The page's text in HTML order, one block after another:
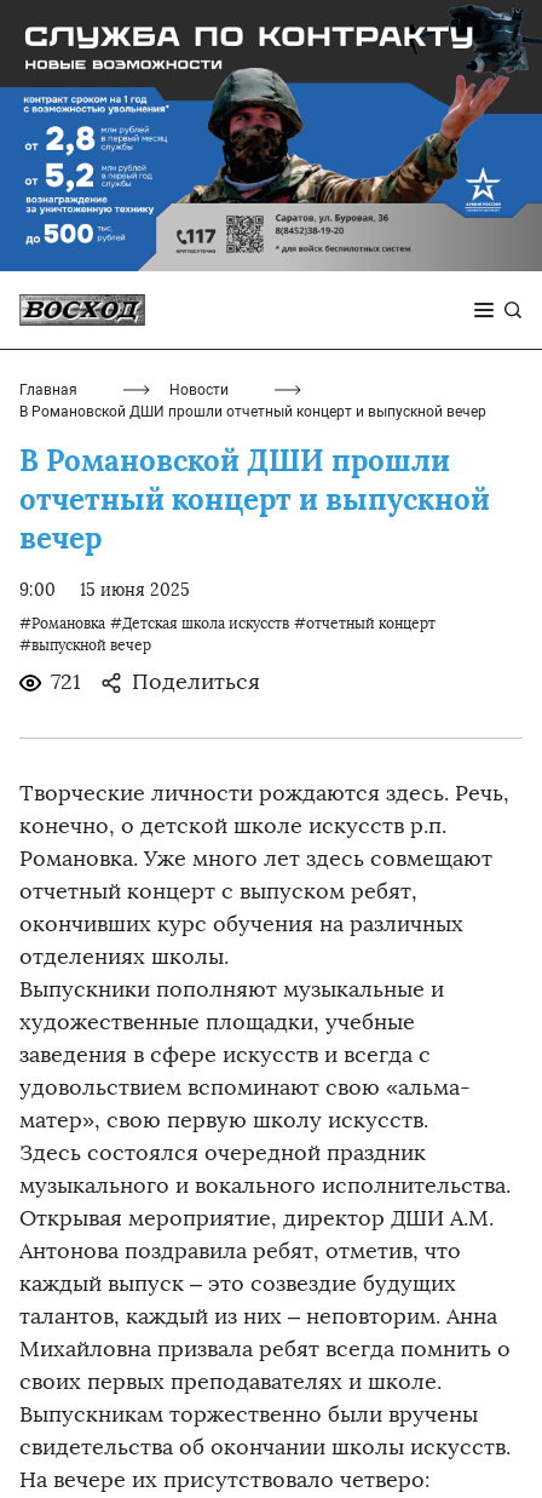
Главная
Новости
В Романовской ДШИ прошли отчетный концерт и выпускной вечер
В Романовской ДШИ прошли
отчетный концерт и выпускной
вечер
9:00 15 июня 2025
#Романовка #Детская школа искусств #отчетный концерт
#выпускной вечер
721 Поделиться
Творческие личности рождаются здесь. Речь,
конечно, о детской школе искусств р.п.
Романовка. Уже много лет здесь совмещают
отчетный концерт с выпуском ребят,
окончивших курс обучения на различных
отделениях школы.
Выпускники пополняют музыкальные и
художественные площадки, учебные
заведения в сфере искусств и всегда с
удовольствием вспоминают свою «альма-
матер», свою первую школу искусств.
Здесь состоялся очередной праздник
музыкального и вокального исполнительства.
Открывая мероприятие, директор ДШИ А.М.
Антонова поздравила ребят, отметив, что
каждый выпуск – это созвездие будущих
талантов, каждый из них – неповторим. Анна
Михайловна призвала ребят всегда помнить о
своих первых преподавателях и школе.
Выпускникам торжественно были вручены
свидетельства об окончании школы искусств.
На вечере их присутствовало четверо: